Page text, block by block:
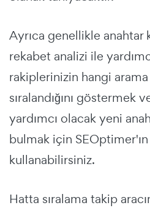
Ayrıca genellikle anahtar
rekabet analizi ile
rakiplerinizin hangi
sıralandığını göstermek
yardımcı olacak yeni
bulmak için
kullanabilirsiniz.
Hatta sıralama takip